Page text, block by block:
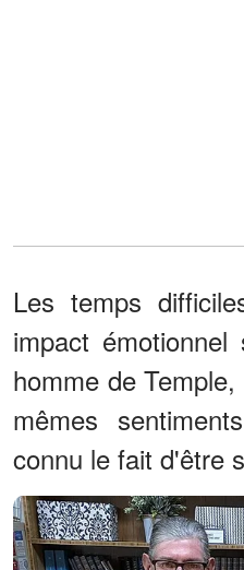
Les temps
impact
homme de
mêmes
connu le fait d'être